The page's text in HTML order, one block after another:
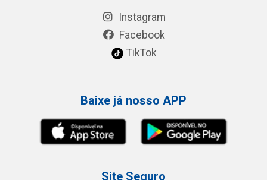
Instagram
Facebook
TikTok
Baixe já nosso APP
Site Seguro